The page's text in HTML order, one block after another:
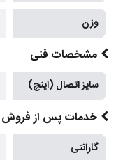
وزن
مشخصات فنی
سایز اتصال (اینچ)
خدمات پس از فروش
گارانتی